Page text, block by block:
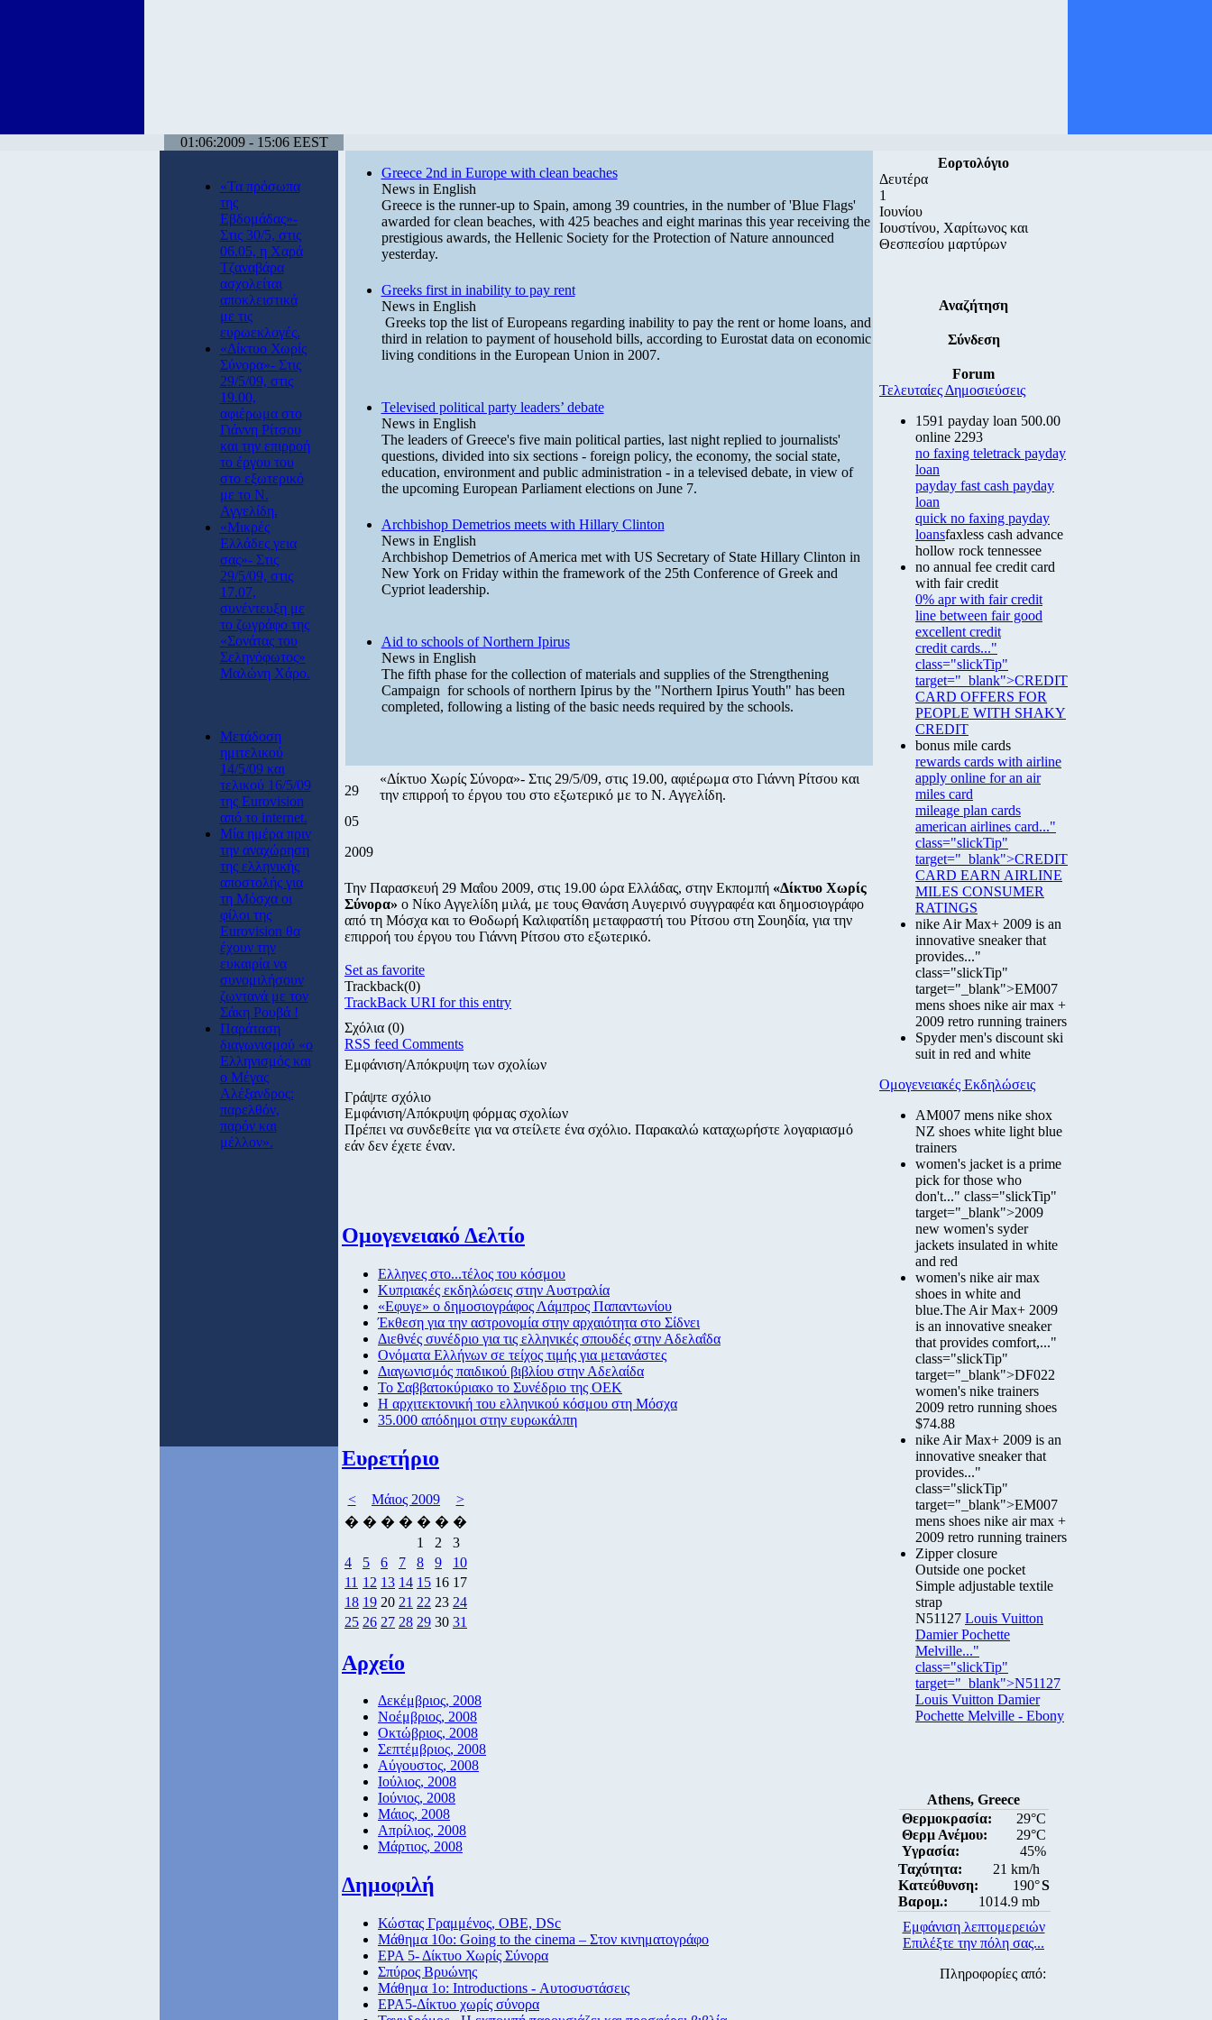
01:06:2009 - 15:06 EEST
«Τα πρόσωπα
της
Εβδομάδας»-
Στις 30/5, στις
06.05, η Χαρά
Τζαναβάρα
ασχολείται
αποκλειστικά
με τις
ευρωεκλογές.
«Δίκτυο Χωρίς
Σύνορα»- Στις
29/5/09, στις
19.00,
αφιέρωμα στο
Γιάννη Ρίτσου
και την επιρροή
το έργου του
στο εξωτερικό
με το Ν.
Αγγελίδη.
«Μικρές
Ελλάδες γεια
σας»- Στις
29/5/09, στις
17.07,
συνέντευξη με
το ζωγράφο της
«Σονάτας του
Σεληνόφωτος»
Μαλώνη Χάρο.
Μετάδοση
ημιτελικού
14/5/09 και
τελικού 16/5/09
της Eurovision
από το internet.
Μία ημέρα πριν
την αναχώρηση
της ελληνικής
αποστολής για
τη Μόσχα οι
φίλοι της
Eurovision θα
έχουν την
ευκαιρία να
συνομιλήσουν
ζωντανά με τον
Σάκη Ρουβά !
Παράταση
διαγωνισμού «ο
Ελληνισμός και
ο Μέγας
Αλέξανδρος:
παρελθόν,
παρόν και
μέλλον».
Greece 2nd in Europe with clean beaches
News in English
Greece is the runner-up to Spain, among 39 countries, in the number of 'Blue Flags'
awarded for clean beaches, with 425 beaches and eight marinas this year receiving the
prestigious awards, the Hellenic Society for the Protection of Nature announced
yesterday.
Greeks first in inability to pay rent
News in English
Greeks top the list of Europeans regarding inability to pay the rent or home loans, and
third in relation to payment of household bills, according to Eurostat data on economic
living conditions in the European Union in 2007.
Televised political party leaders’ debate
News in English
The leaders of Greece's five main political parties, last night replied to journalists'
questions, divided into six sections - foreign policy, the economy, the social state,
education, environment and public administration - in a televised debate, in view of
the upcoming European Parliament elections on June 7.
Archbishop Demetrios meets with Hillary Clinton
News in English
Archbishop Demetrios of America met with US Secretary of State Hillary Clinton in
New York on Friday within the framework of the 25th Conference of Greek and
Cypriot leadership.
Aid to schools of Northern Ipirus
News in English
The fifth phase for the collection of materials and supplies of the Strengthening
Campaign for schools of northern Ipirus by the "Northern Ipirus Youth" has been
completed, following a listing of the basic needs required by the schools.
29
05
2009
«Δίκτυο Χωρίς Σύνορα»- Στις 29/5/09, στις 19.00, αφιέρωμα στο Γιάννη Ρίτσου και
την επιρροή το έργου του στο εξωτερικό με το Ν. Αγγελίδη.
Την Παρασκευή 29 Μαΐου 2009, στις 19.00 ώρα Ελλάδας, στην Εκπομπή «Δίκτυο Χωρίς
Σύνορα» ο Νίκο Αγγελίδη μιλά, με τους Θανάση Αυγερινό συγγραφέα και δημοσιογράφο
από τη Μόσχα και το Θοδωρή Καλιφατίδη μεταφραστή του Ρίτσου στη Σουηδία, για την
επιρροή του έργου του Γιάννη Ρίτσου στο εξωτερικό.
Set as favorite
Trackback(0)
TrackBack URI for this entry
Σχόλια (0)
RSS feed Comments
Εμφάνιση/Απόκρυψη των σχολίων
Γράψτε σχόλιο
Εμφάνιση/Απόκρυψη φόρμας σχολίων
Πρέπει να συνδεθείτε για να στείλετε ένα σχόλιο. Παρακαλώ καταχωρήστε λογαριασμό
εάν δεν έχετε έναν.
Ομογενειακό Δελτίο
Eλληνες στο...τέλος του κόσμου
Κυπριακές εκδηλώσεις στην Αυστραλία
«Εφυγε» ο δημοσιογράφος Λάμπρος Παπαντωνίου
Έκθεση για την αστρονομία στην αρχαιότητα στο Σίδνει
Διεθνές συνέδριο για τις ελληνικές σπουδές στην Αδελαΐδα
Ονόματα Ελλήνων σε τείχος τιμής για μετανάστες
Διαγωνισμός παιδικού βιβλίου στην Αδελαίδα
To Σαββατοκύριακο το Συνέδριο της ΟΕΚ
H αρχιτεκτονική του ελληνικού κόσμου στη Μόσχα
35.000 απόδημοι στην ευρωκάλπη
Ευρετήριο
< Μάιος 2009
>
� � � � � � �
1
2
3
4
5 6 7 8 9
10
11 12 13 14 15 16 17
18 19 20 21 22 23 24
25 26 27 28 29 30 31
Αρχείο
Δεκέμβριος, 2008
Νοέμβριος, 2008
Οκτώβριος, 2008
Σεπτέμβριος, 2008
Αύγουστος, 2008
Ιούλιος, 2008
Ιούνιος, 2008
Μάιος, 2008
Απρίλιος, 2008
Μάρτιος, 2008
Δημοφιλή
Κώστας Γραμμένος, ΟΒΕ, DSc
Μάθημα 10ο: Going to the cinema – Στον κινηματογράφο
ΕΡΑ 5- Δίκτυο Χωρίς Σύνορα
Σπύρος Βρυώνης
Μάθημα 1ο: Introductions - Αυτοσυστάσεις
ΕΡΑ5-Δίκτυο χωρίς σύνορα
Εορτολόγιο
Δευτέρα
1
Ιουνίου
Ιουστίνου, Χαρίτωνος και
Θεσπεσίου μαρτύρων
Αναζήτηση
Σύνδεση
Forum
Τελευταίες Δημοσιεύσεις
1591 payday loan 500.00
online 2293
no faxing teletrack payday
loan
payday fast cash payday
loan
quick no faxing payday
loansfaxless cash advance
hollow rock tennessee
no annual fee credit card
with fair credit
0% apr with fair credit
line between fair good
excellent credit
credit cards..."
class="slickTip"
target="_blank">CREDIT
CARD OFFERS FOR
PEOPLE WITH SHAKY
CREDIT
bonus mile cards
rewards cards with airline
apply online for an air
miles card
mileage plan cards
american airlines card..."
class="slickTip"
target="_blank">CREDIT
CARD EARN AIRLINE
MILES CONSUMER
RATINGS
nike Air Max+ 2009 is an
innovative sneaker that
provides..."
class="slickTip"
target="_blank">EM007
mens shoes nike air max +
2009 retro running trainers
Spyder men's discount ski
suit in red and white
Ομογενειακές Εκδηλώσεις
AM007 mens nike shox
NZ shoes white light blue
trainers
women's jacket is a prime
pick for those who
don't..." class="slickTip"
target="_blank">2009
new women's syder
jackets insulated in white
and red
women's nike air max
shoes in white and
blue.The Air Max+ 2009
is an innovative sneaker
that provides comfort,..."
class="slickTip"
target="_blank">DF022
women's nike trainers
2009 retro running shoes
$74.88
nike Air Max+ 2009 is an
innovative sneaker that
provides..."
class="slickTip"
target="_blank">EM007
mens shoes nike air max +
2009 retro running trainers
Zipper closure
Outside one pocket
Simple adjustable textile
strap
N51127 Louis Vuitton
Damier Pochette
Melville..."
class="slickTip"
target="_blank">N51127
Louis Vuitton Damier
Pochette Melville - Ebony
Athens, Greece
Θερμοκρασία:
29°C
Θερμ Ανέμου:
29°C
Υγρασία:
45%
Ταχύτητα:
21 km/h
Κατεύθυνση:
190°
Βαρομ.:
1014.9 mb
S
Εμφάνιση λεπτομερειών
Επιλέξτε την πόλη σας...
Πληροφορίες από: